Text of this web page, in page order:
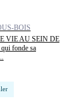
BOIS
VIE AU SEIN DE
fonde sa